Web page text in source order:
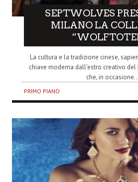
SEPTWOLVES
MILANO LA
La cultura e la tradizione cinese,
chiave moderna dall’estro creativo del
che, in occasione..
PRIMO PIANO